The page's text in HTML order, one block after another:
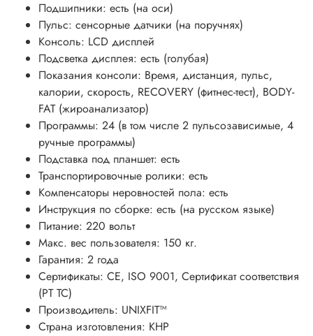
Подшипники: есть (на оси)
Пульс: сенсорные датчики (на поручнях)
Консоль: LCD дисплей
Подсветка дисплея: есть (голубая)
Показания консоли: Время, дистанция, пульс,
калории, скорость, RECOVERY (фитнес-тест), BODY-
FAT (жироанализатор)
Программы: 24 (в том числе 2 пульсозависимые, 4
ручные программы)
Подставка под планшет: есть
Транспортировочные ролики: есть
Компенсаторы неровностей пола: есть
Инструкция по сборке: есть (на русском языке)
Питание: 220 вольт
Макс. вес пользователя: 150 кг.
Гарантия: 2 года
Сертификаты: CE, ISO 9001, Сертификат соответствия
(РТ ТС)
Производитель: UNIXFIT™
Страна изготовления: КНР